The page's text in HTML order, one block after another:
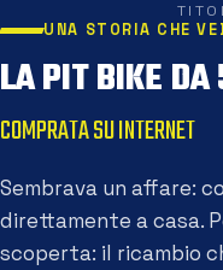
UNA STORIA CHE
LA PIT BIKE DA
COMPRATA SU INTERNET
Sembrava un affare:
direttamente a casa.
scoperta: il ricambio